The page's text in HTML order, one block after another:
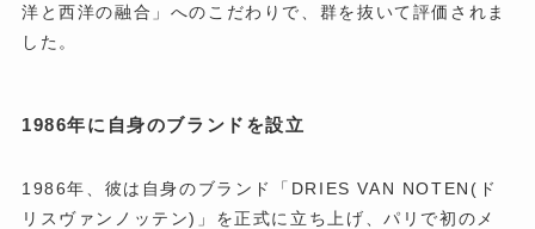
洋と西洋の融合」へのこだわりで、群を抜いて評価されま
した。
1986年に自身のブランドを設立
1986年、彼は自身のブランド「DRIES VAN NOTEN(ド
リスヴァンノッテン)」を正式に立ち上げ、パリで初のメ